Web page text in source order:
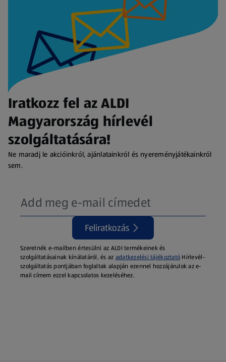
Iratkozz fel az ALDI
Magyarország hírlevél
szolgáltatására!
Ne maradj le akcióinkról, ajánlatainkról és nyereményjátékainkról
sem.
Feliratkozás
Szeretnék e-mailben értesülni az ALDI termékeinek és
szolgáltatásainak kínálatáról, és az adatkezelési tájékoztató Hírlevél-
szolgáltatás pontjában foglaltak alapján ezennel hozzájárulok az e-
mail címem ezzel kapcsolatos kezeléséhez.